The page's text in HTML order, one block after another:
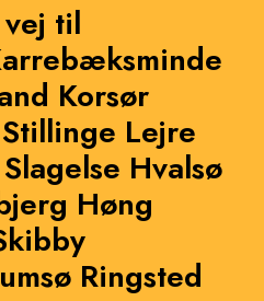
til
Korsør
Lejre
Slagelse Hvalsø
Høng
Ringsted